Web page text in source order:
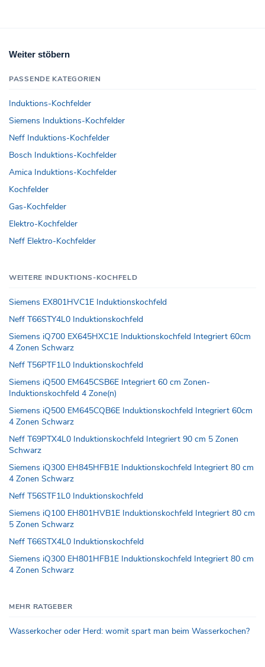
Weiter stöbern
PASSENDE KATEGORIEN
Induktions-Kochfelder
Siemens Induktions-Kochfelder
Neff Induktions-Kochfelder
Bosch Induktions-Kochfelder
Amica Induktions-Kochfelder
Kochfelder
Gas-Kochfelder
Elektro-Kochfelder
Neff Elektro-Kochfelder
WEITERE INDUKTIONS-KOCHFELD
Siemens EX801HVC1E Induktionskochfeld
Neff T66STY4L0 Induktionskochfeld
Siemens iQ700 EX645HXC1E Induktionskochfeld Integriert 60cm
4 Zonen Schwarz
Neff T56PTF1L0 Induktionskochfeld
Siemens iQ500 EM645CSB6E Integriert 60 cm Zonen-
Induktionskochfeld 4 Zone(n)
Siemens iQ500 EM645CQB6E Induktionskochfeld Integriert 60cm
4 Zonen Schwarz
Neff T69PTX4L0 Induktionskochfeld Integriert 90 cm 5 Zonen
Schwarz
Siemens iQ300 EH845HFB1E Induktionskochfeld Integriert 80 cm
4 Zonen Schwarz
Neff T56STF1L0 Induktionskochfeld
Siemens iQ100 EH801HVB1E Induktionskochfeld Integriert 80 cm
5 Zonen Schwarz
Neff T66STX4L0 Induktionskochfeld
Siemens iQ300 EH801HFB1E Induktionskochfeld Integriert 80 cm
4 Zonen Schwarz
MEHR RATGEBER
Wasserkocher oder Herd: womit spart man beim Wasserkochen?